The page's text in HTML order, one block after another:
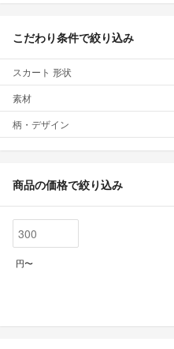
こだわり条件で絞り込み
スカート 形状
素材
柄・デザイン
商品の価格で絞り込み
円〜